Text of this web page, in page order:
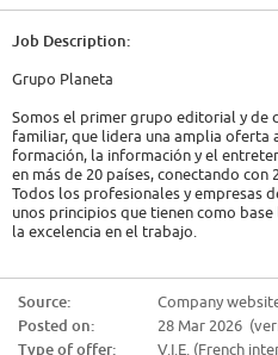
Job Description:
Grupo Planeta
Somos el primer grupo editorial y de
familiar, que lidera una amplia oferta
formación, la información y el
en más de 20 países, conectando con
Todos los profesionales y empresas
unos principios que tienen como
la excelencia en el trabajo.
Descripción de la oferta
Desde Grupo Planeta nos
Source:
Company
Posted on:
28 Mar 2026
Type of offer:
V.I.E. (French